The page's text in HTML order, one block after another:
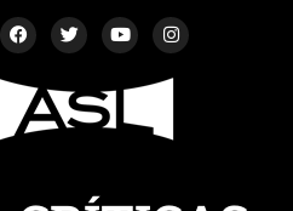
al
F
a
c
o
o
T
w
i
t
e
r
Y
o
u
u
I
n
s
t